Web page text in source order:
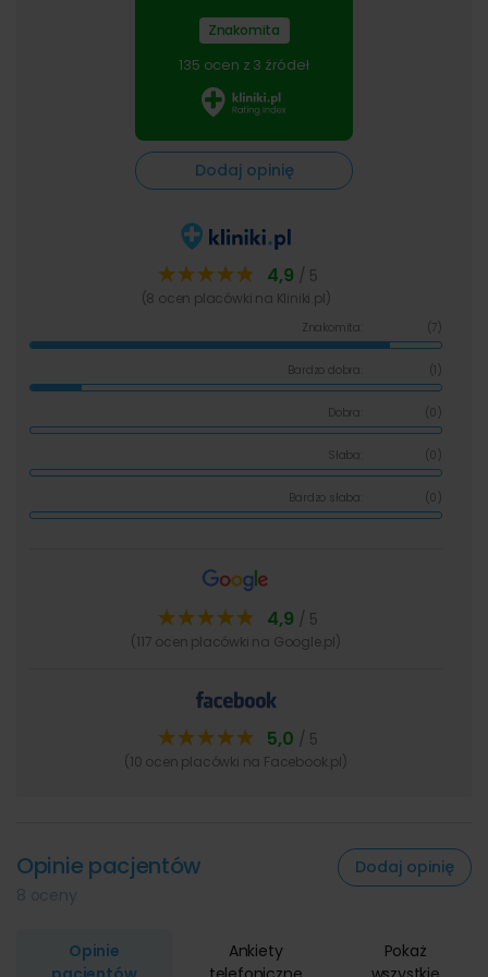
Znakomita
135 ocen z 3 źródeł
Dodaj opinię
4,9 / 5
(8 ocen placówki na Kliniki.pl)
Znakomita: (7)
Bardzo dobra: (1)
Dobra: (0)
Słaba: (0)
Bardzo słaba: (0)
4,9 / 5
(117 ocen placówki na Google.pl)
5,0 / 5
(10 ocen placówki na Facebook.pl)
Opinie pacjentów Dodaj opinię
Opinie
Ankiety
Pokaż